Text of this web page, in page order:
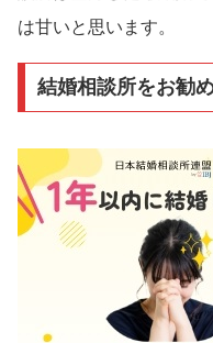
は甘いと思います。
結婚相談所をお勧